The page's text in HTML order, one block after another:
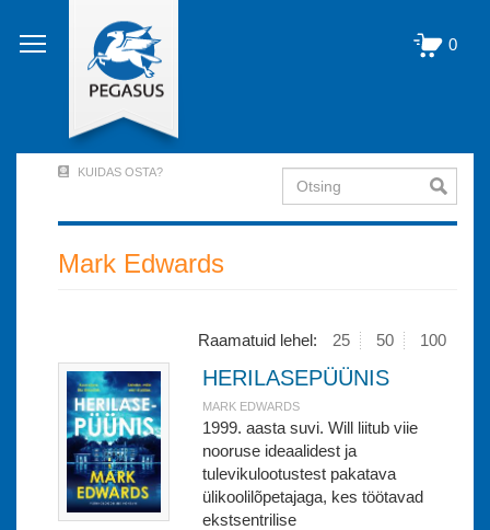
edasi
põhisisu
0
Account
Menu
KUIDAS OSTA? Otsing
Mark Edwards
Raamatuid lehel: 25 50 100
HERILASEPÜÜNIS
MARK EDWARDS
1999. aasta suvi. Will liitub viie
nooruse ideaalidest ja
tulevikulootustest pakatava
ülikoolilõpetajaga, kes töötavad
ekstsentrilise